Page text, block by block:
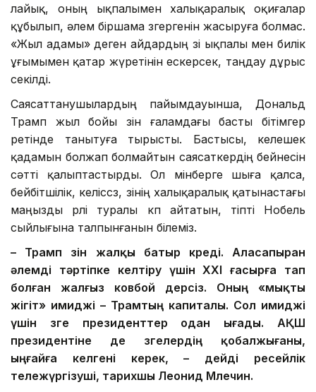
лайық, оның ықпалымен халықаралық оқиғалар
құбылып, әлем біршама өзгергенін жасыруға болмас.
«Жыл адамы» деген айдардың өзі ықпалы мен билік
ұғымымен қатар жүретінін ескерсек, таңдау дұрыс
секілді.
Саясаттанушылардың пайымдауынша, Дональд
Трамп жыл бойы өзін ғаламдағы басты бітімгер
ретінде танытуға тырысты. Бастысы, келешек
қадамын болжап болмайтын саясаткердің бейнесін
сәтті қалыптастырды. Ол мінберге шыға қалса,
бейбітшілік, келіссөз, өзінің халықаралық қатынастағы
маңызды рөлі туралы көп айтатын, тіпті Нобель
сыйлығына талпынғанын білеміз.
– Трамп өзін жалқы батыр көреді. Аласапыран
әлемді тәртіпке келтіру үшін ХХІ ғасырға тап
болған жалғыз ковбой дерсіз. Оның «мықты
жігіт» имиджі – Трамтың капиталы. Сол имиджі
үшін өзге президенттер одан ығады. АҚШ
президентіне де өзгелердің қобалжығаны,
ыңғайға келгені керек, – дейді ресейлік
тележүргізуші, тарихшы Леонид Млечин.